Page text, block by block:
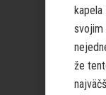
kapela
svojim
že